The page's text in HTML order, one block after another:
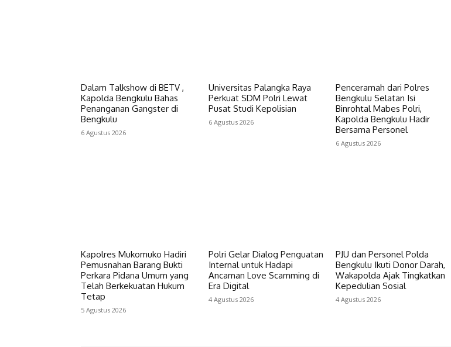
Dalam Talkshow di BETV ,
Kapolda Bengkulu Bahas
Penanganan Gangster di
Bengkulu
6 Agustus 2026
Universitas Palangka Raya
Perkuat SDM Polri Lewat
Pusat Studi Kepolisian
6 Agustus 2026
Penceramah dari Polres
Bengkulu Selatan Isi
Binrohtal Mabes Polri,
Kapolda Bengkulu Hadir
Bersama Personel
6 Agustus 2026
Kapolres Mukomuko Hadiri
Pemusnahan Barang Bukti
Perkara Pidana Umum yang
Telah Berkekuatan Hukum
Tetap
5 Agustus 2026
Polri Gelar Dialog Penguatan
Internal untuk Hadapi
Ancaman Love Scamming di
Era Digital
4 Agustus 2026
PJU dan Personel Polda
Bengkulu Ikuti Donor Darah,
Wakapolda Ajak Tingkatkan
Kepedulian Sosial
4 Agustus 2026